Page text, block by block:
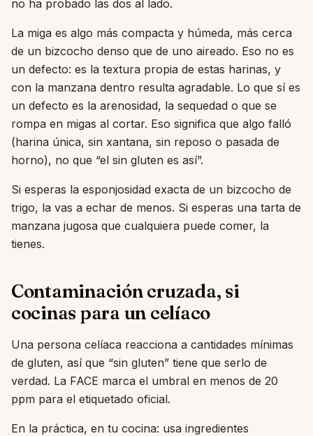
no ha probado las dos al lado.
La miga es algo más compacta y húmeda, más cerca
de un bizcocho denso que de uno aireado. Eso no es
un defecto: es la textura propia de estas harinas, y
con la manzana dentro resulta agradable. Lo que sí es
un defecto es la arenosidad, la sequedad o que se
rompa en migas al cortar. Eso significa que algo falló
(harina única, sin xantana, sin reposo o pasada de
horno), no que “el sin gluten es así”.
Si esperas la esponjosidad exacta de un bizcocho de
trigo, la vas a echar de menos. Si esperas una tarta de
manzana jugosa que cualquiera puede comer, la
tienes.
Contaminación cruzada, si
cocinas para un celíaco
Una persona celíaca reacciona a cantidades mínimas
de gluten, así que “sin gluten” tiene que serlo de
verdad. La FACE marca el umbral en menos de 20
ppm para el etiquetado oficial.
En la práctica, en tu cocina: usa ingredientes